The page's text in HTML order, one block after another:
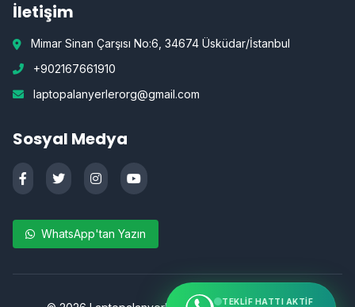
İletişim
Mimar Sinan Çarşısı No:6, 34674 Üsküdar/İstanbul
+902167661910
laptopalanyerlerorg@gmail.com
Sosyal Medya
WhatsApp'tan Yazın
TEKLIF HATTI AKTIF